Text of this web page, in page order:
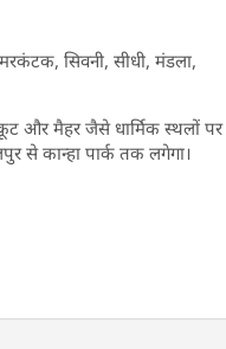
सिवनी, सीधी, मंडला,
और मैहर जैसे धार्मिक स्थलों पर
से कान्हा पार्क तक लगेगा।